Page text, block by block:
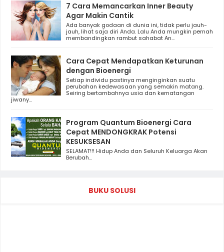
7 Cara Memancarkan Inner Beauty
Agar Makin Cantik
Ada banyak godaan di dunia ini, tidak perlu jauh-
jauh, lihat saja diri Anda. Lalu Anda mungkin pernah
membandingkan rambut sahabat An...
Cara Cepat Mendapatkan Keturunan
dengan Bioenergi
Setiap individu pastinya menginginkan suatu
perubahan kedewasaan yang semakin matang.
Seiring bertambahnya usia dan kematangan
jiwany...
Program Quantum Bioenergi Cara
Cepat MENDONGKRAK Potensi
KESUKSESAN
SELAMAT!!! Hidup Anda dan Seluruh Keluarga Akan
Berubah...
BUKU SOLUSI